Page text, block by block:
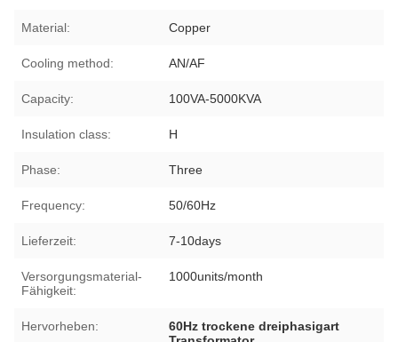
Material: Copper
Cooling method: AN/AF
Capacity: 100VA-5000KVA
Insulation class: H
Phase: Three
Frequency: 50/60Hz
Lieferzeit: 7-10days
Versorgungsmaterial-
Fähigkeit:
1000units/month
Hervorheben:
60Hz trockene dreiphasigart